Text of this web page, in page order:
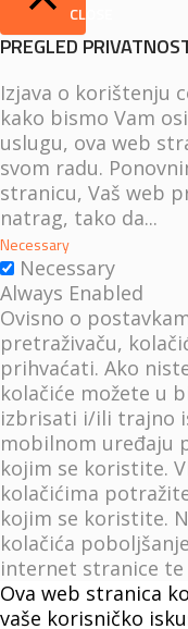
Ova web stranica
vaše korisničko
CLOSE
PREGLED
Izjava o korištenju
kako bismo Vam
uslugu, ova web
svom radu.
stranicu, Vaš web
natrag, tako da...
Necessary
Necessary
Always Enabled
Ovisno o
pretraživaču,
prihvaćati. Ako
kolačiće možete u
izbrisati i/ili trajno
mobilnom uređaju
kojim se koristite.
kolačićima
kojim se koristite.
kolačića
internet stranice
kolačića možete
značajki naše